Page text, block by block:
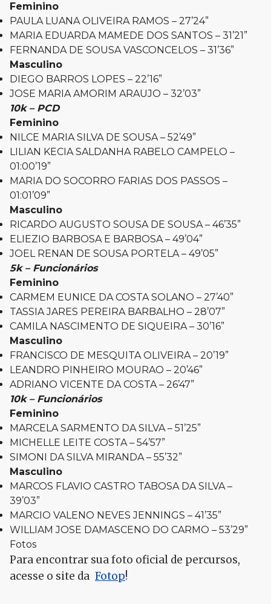
Feminino
PAULA LUANA OLIVEIRA RAMOS – 27’24”
MARIA EDUARDA MAMEDE DOS SANTOS – 31’21”
FERNANDA DE SOUSA VASCONCELOS – 31’36”
Masculino
DIEGO BARROS LOPES – 22’16”
JOSE MARIA AMORIM ARAUJO – 32’03”
10k – PCD
Feminino
NILCE MARIA SILVA DE SOUSA – 52’49”
LILIAN KECIA SALDANHA RABELO CAMPELO –
01:00’19”
MARIA DO SOCORRO FARIAS DOS PASSOS –
01:01’09”
Masculino
RICARDO AUGUSTO SOUSA DE SOUSA – 46’35”
ELIEZIO BARBOSA E BARBOSA – 49’04”
JOEL RENAN DE SOUSA PORTELA – 49’05”
5k – Funcionários
Feminino
CARMEM EUNICE DA COSTA SOLANO – 27’40”
TASSIA JARES PEREIRA BARBALHO – 28’07”
CAMILA NASCIMENTO DE SIQUEIRA – 30’16”
Masculino
FRANCISCO DE MESQUITA OLIVEIRA – 20’19”
LEANDRO PINHEIRO MOURAO – 20’46”
ADRIANO VICENTE DA COSTA – 26’47”
10k – Funcionários
Feminino
MARCELA SARMENTO DA SILVA – 51’25”
MICHELLE LEITE COSTA – 54’57”
SIMONI DA SILVA MIRANDA – 55’32”
Masculino
MARCOS FLAVIO CASTRO TABOSA DA SILVA –
39’03”
MARCIO VALENO NEVES JENNINGS – 41’35”
WILLIAM JOSE DAMASCENO DO CARMO – 53’29”
Fotos
Para encontrar sua foto oficial de percursos,
acesse o site da Fotop!